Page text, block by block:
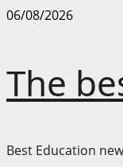
Skip
06/08/2026
The
Best Education